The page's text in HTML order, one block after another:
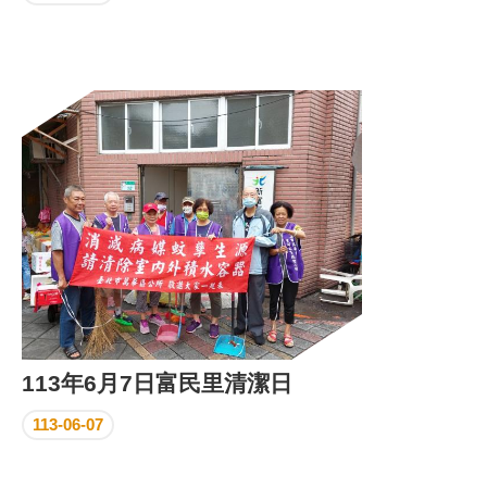
113年6月7日富民里清潔日
113-06-07